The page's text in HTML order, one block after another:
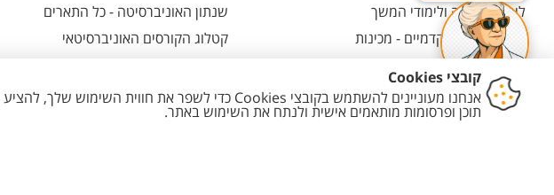
לימודי תעודה ולימודי המשך
לימודים קדם אקדמיים - מכינות
תוכניות בין-לאומיות
שנתון האוניברסיטה - כל התארים
קטלוג הקורסים האוניברסיטאי
אחרי שהתקבלת - כל מה שצריך לדעת